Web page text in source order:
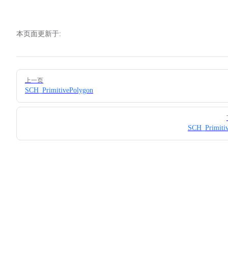
本页面更新于:
Pager
上一页
SCH_PrimitivePolygon